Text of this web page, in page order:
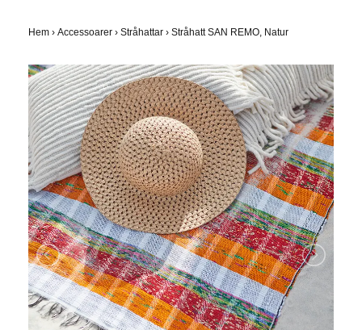
Hem › Accessoarer › Stråhattar › Stråhatt SAN REMO, Natur